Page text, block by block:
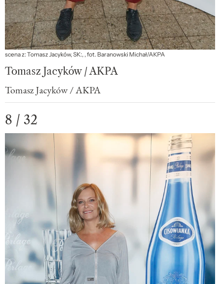
scena z: Tomasz Jacyków, SK:, , fot. Baranowski Michał/AKPA
Tomasz Jacyków / AKPA
Tomasz Jacyków / AKPA
8 / 32